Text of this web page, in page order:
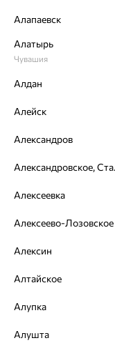
131 704
4
Описание
Вид изделия:
Цвет металла:
Страна
Бренд:MASTER
Вес металла:
Алапаевск
Алатырь
Чувашия
Алдан
Алейск
Александров
Алексеевка
Алексеево-Лозовское
Алексин
Алтайское
Алупка
Алушта